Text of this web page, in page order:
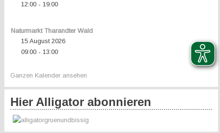
12:00- 19:00
Naturmarkt Tharandter Wald
15 August 2026
09:00- 13:00
Ganzen Kalender ansehen
Hier Alligator abonnieren